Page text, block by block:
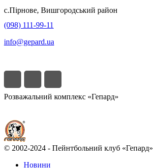
с.Пірнове, Вишгородський район
(098) 111-99-11
info@gepard.ua
Розважальний комплекс «Гепард»
© 2002-2024 - Пейнтбольний клуб «Гепард»
Новини